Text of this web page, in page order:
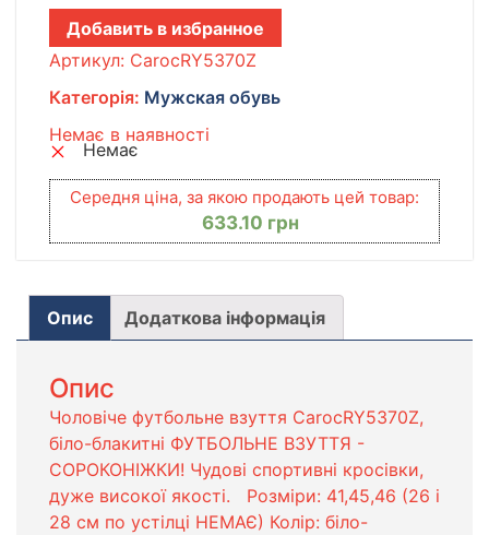
Добавить в избранное
Артикул: CarocRY5370Z
Категорія: Мужская обувь
Немає в наявності
Немає
Середня ціна, за якою продають цей товар:
633.10 грн
Опис Додаткова інформація
Опис
Чоловіче футбольне взуття CarocRY5370Z,
біло-блакитні ФУТБОЛЬНЕ ВЗУТТЯ -
СОРОКОНІЖКИ! Чудові спортивні кросівки,
дуже високої якості. Розміри: 41,45,46 (26 і
28 см по устілці НЕМАЄ) Колір: біло-